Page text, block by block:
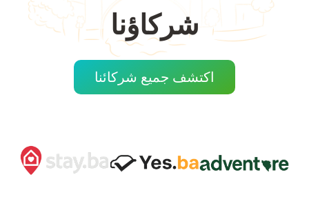
شركاؤنا
اكتشف جميع شركائنا